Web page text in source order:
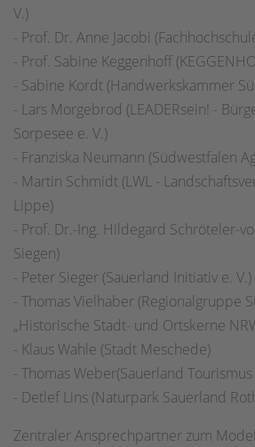
V.)
- Prof. Dr. Anne Jacobi
- Prof. Sabine Keggenhoff
- Sabine Kordt (Handwerkskammer
- Lars Morgebrod (LEADERsein! -
Sorpesee e. V.)
- Franziska Neumann (Südwestfalen
- Martin Schmidt (LWL -
Lippe)
- Prof. Dr.-Ing. Hildegard Schröteler-
Siegen)
- Peter Sieger (Sauerland Initiativ e. V.)
- Thomas Vielhaber (Regionalgruppe
„Historische Stadt- und Ortskerne
- Klaus Wahle (Stadt Meschede)
- Thomas Weber(Sauerland Tourismus
- Detlef Lins (Naturpark Sauerland
Zentraler Ansprechpartner zum